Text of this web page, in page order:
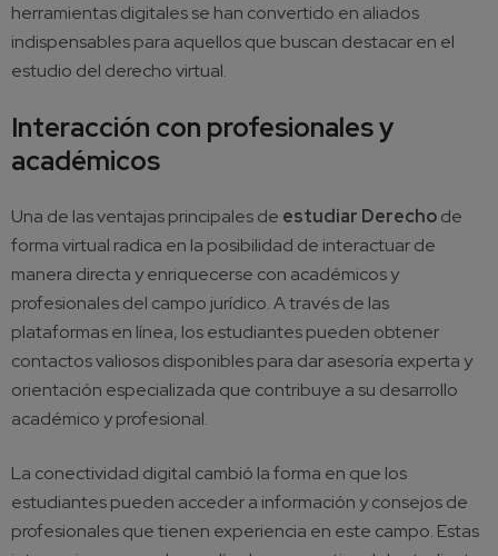
herramientas digitales se han convertido en aliados
indispensables para aquellos que buscan destacar en el
estudio del derecho virtual.
Interacción con profesionales y
académicos
Una de las ventajas principales de estudiar Derechode
forma virtual radica en la posibilidad de interactuar de
manera directa y enriquecerse con académicos y
profesionales del campo jurídico. A través de las
plataformas en línea, los estudiantes pueden obtener
contactos valiosos disponibles para dar asesoría experta y
orientación especializada que contribuye a su desarrollo
académico y profesional.
La conectividad digital cambió la forma en que los
estudiantes pueden acceder a información y consejos de
profesionales que tienen experiencia en este campo. Estas